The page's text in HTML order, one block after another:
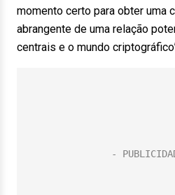
momento certo para obter uma
abrangente de uma relação
centrais e o mundo